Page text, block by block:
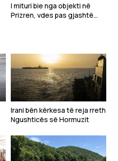
I mituri bie nga objekti në
Prizren, vdes pas gjashtë
Irani bën kërkesa të reja rreth
Ngushticës së Hormuzit